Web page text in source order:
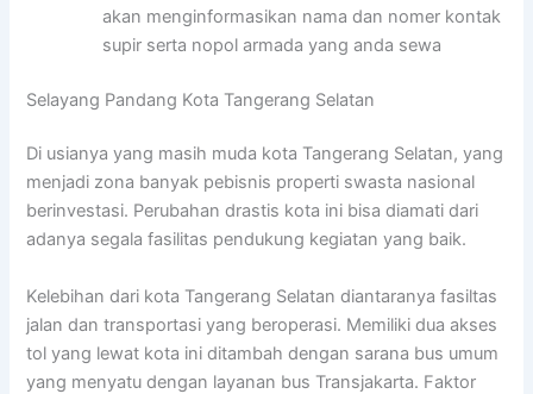
akan menginformasikan nama dan nomer kontak
supir serta nopol armada yang anda sewa
Selayang Pandang Kota Tangerang Selatan
Di usianya yang masih muda kota Tangerang Selatan, yang
menjadi zona banyak pebisnis properti swasta nasional
berinvestasi. Perubahan drastis kota ini bisa diamati dari
adanya segala fasilitas pendukung kegiatan yang baik.
Kelebihan dari kota Tangerang Selatan diantaranya fasiltas
jalan dan transportasi yang beroperasi. Memiliki dua akses
tol yang lewat kota ini ditambah dengan sarana bus umum
yang menyatu dengan layanan bus Transjakarta. Faktor